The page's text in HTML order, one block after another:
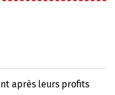
après leurs profits